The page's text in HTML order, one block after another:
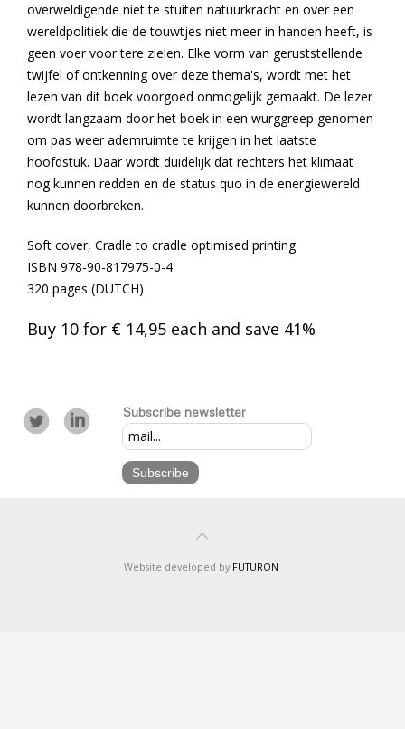
overweldigende niet te stuiten natuurkracht en over een
wereldpolitiek die de touwtjes niet meer in handen heeft, is
geen voer voor tere zielen. Elke vorm van geruststellende
twijfel of ontkenning over deze thema's, wordt met het
lezen van dit boek voorgoed onmogelijk gemaakt. De lezer
wordt langzaam door het boek in een wurggreep genomen
om pas weer ademruimte te krijgen in het laatste
hoofdstuk. Daar wordt duidelijk dat rechters het klimaat
nog kunnen redden en de status quo in de energiewereld
kunnen doorbreken.
Soft cover, Cradle to cradle optimised printing
ISBN 978-90-817975-0-4
320 pages (DUTCH)
Buy 10 for € 14,95 each and save 41%
Subscribe newsletter
Website developed by FUTURON